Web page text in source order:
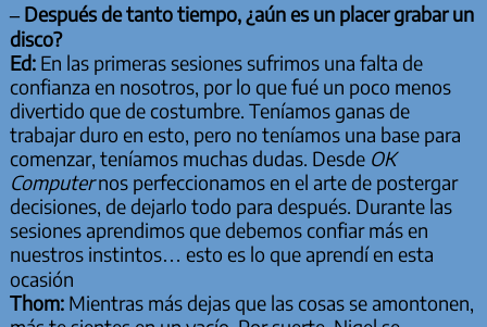
– Después de tanto tiempo, ¿aún es un placer grabar un
disco?
Ed:En las primeras sesiones sufrimos una falta de
confianza en nosotros, por lo que fué un poco menos
divertido que de costumbre. Teníamos ganas de
trabajar duro en esto, pero no teníamos una base para
comenzar, teníamos muchas dudas. Desde OK
Computernos perfeccionamos en el arte de postergar
decisiones, de dejarlo todo para después. Durante las
sesiones aprendimos que debemos confiar más en
nuestros instintos… esto es lo que aprendí en esta
ocasión
Thom:Mientras más dejas que las cosas se amontonen,